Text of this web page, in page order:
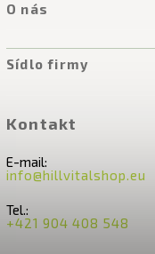
O nás
Sídlo firmy
Kontakt
E-mail:
info@hillvitalshop.eu
Tel.:
+421 904 408 548